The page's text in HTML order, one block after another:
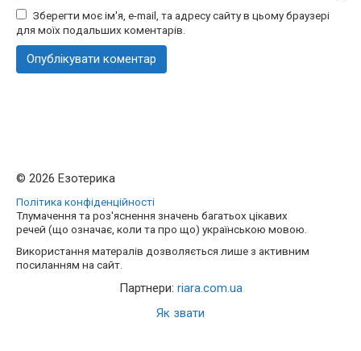
Зберегти моє ім'я, e-mail, та адресу сайту в цьому браузері
для моїх подальших коментарів.
© 2026 Езотерика
Політика конфіденційності
Тлумачення та роз'яснення значень багатьох цікавих
речей (що означає, коли та про що) українською мовою.
Використання матералів дозволяється лише з активним
посиланням на сайт.
Партнери: riara.com.ua
Як звати